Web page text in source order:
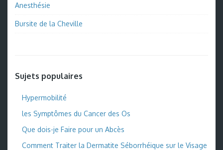
Anesthésie
Bursite de la Cheville
Sujets populaires
Hypermobilité
les Symptômes du Cancer des Os
Que dois-je Faire pour un Abcès
Comment Traiter la Dermatite Séborrhéique sur le Visage